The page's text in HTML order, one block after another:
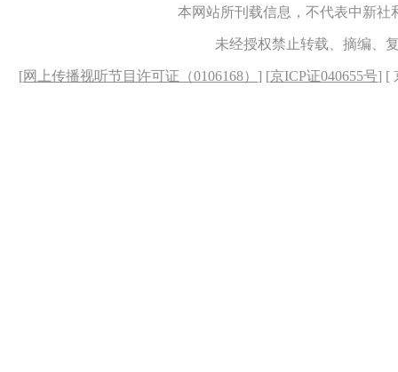
本网站所刊载信息，不代表中新
未经授权禁止转载、摘编、
[网上传播视听节目许可证（0106168） ] [京ICP证040655号] [